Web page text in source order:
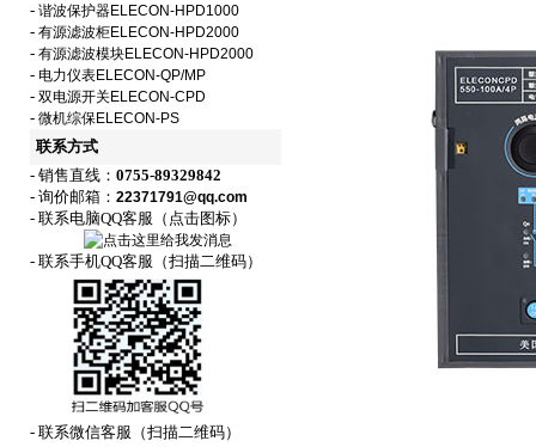
- 谐波保护器ELECON-HPD1000
- 有源滤波柜ELECON-HPD2000
- 有源滤波模块ELECON-HPD2000
- 电力仪表ELECON-QP/MP
- 双电源开关ELECON-CPD
- 微机综保ELECON-PS
联系方式
- 销售直线： 0755-89329842
- 询价邮箱： 22371791@qq.com
- 联系电脑QQ客服（点击图标）
- 联系手机QQ客服（扫描二维码）
- 联系微信客服（扫描二维码）